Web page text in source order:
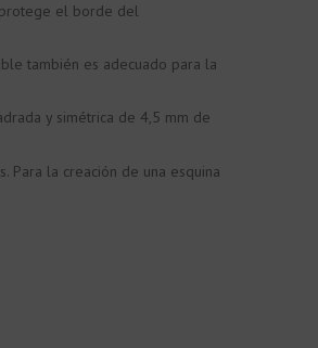
protege el borde del
también es adecuado para la
y simétrica de 4,5 mm de
Para la creación de una esquina